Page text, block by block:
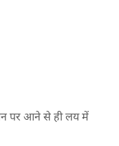
पर आने से ही लय में